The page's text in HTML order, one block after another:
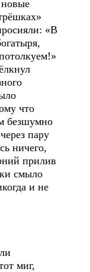
новые
«В
что
безшумно
пару
ничего,
прилив
смыло
и не
миг,